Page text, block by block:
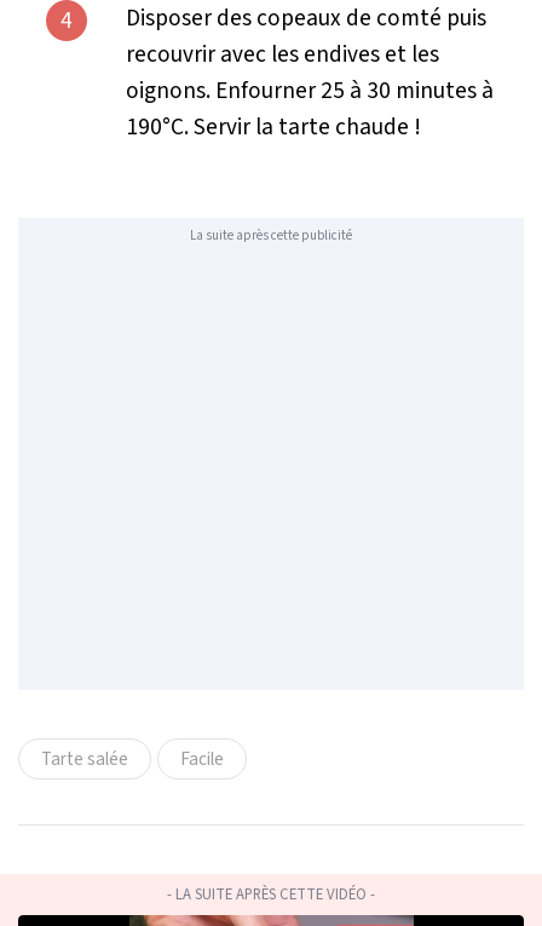
4
Disposer des copeaux de comté puis
recouvrir avec les endives et les
oignons. Enfourner 25 à 30 minutes à
190°C. Servir la tarte chaude !
La suite après cette publicité
Tarte salée Facile
- LA SUITE APRÈS CETTE VIDÉO -